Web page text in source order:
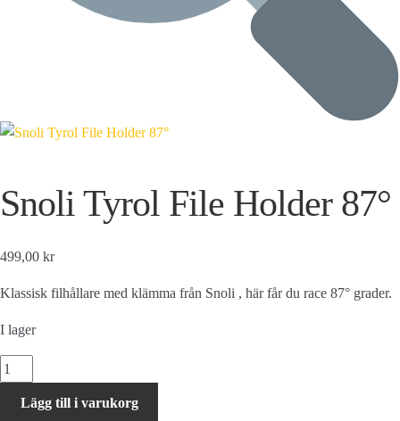
Snoli Tyrol File Holder 87°
499,00 kr
Klassisk filhållare med klämma från Snoli , här får du race 87° grader.
I lager
Snoli
Tyrol
Lägg till i varukorg